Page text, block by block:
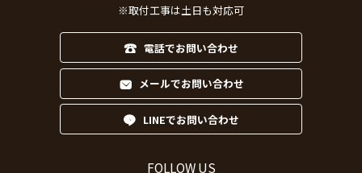
※取付工事は土日も対応可
電話でお問い合わせ
メールでお問い合わせ
LINEでお問い合わせ
FOLLOW US